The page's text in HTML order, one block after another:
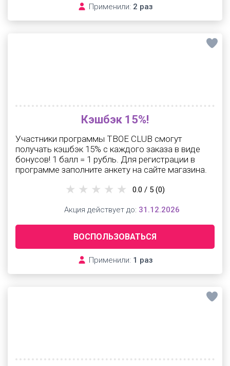
Применили: 2 раз
Кэшбэк 15%!
Участники программы ТВОЕ CLUB смогут
получать кэшбэк 15% с каждого заказа в виде
бонусов! 1 балл = 1 рубль. Для регистрации в
программе заполните анкету на сайте магазина.
ВОСПОЛЬЗОВАТЬСЯ
Применили: 1 раз
0.0 / 5 (0)
Акция действует до: 31.12.2026